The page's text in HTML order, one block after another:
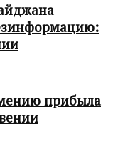
прибыла